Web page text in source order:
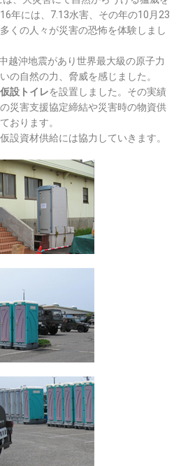
年には、7.13水害、その年の10月23
くの人々が災害の恐怖を体験しまし
越沖地震があり世界最大級の原子力
の自然の力、脅威を感じました。
仮設トイレを設置しました。その実績
災害支援協定締結や災害時の物資供
おります。
設資材供給には協力していきます。